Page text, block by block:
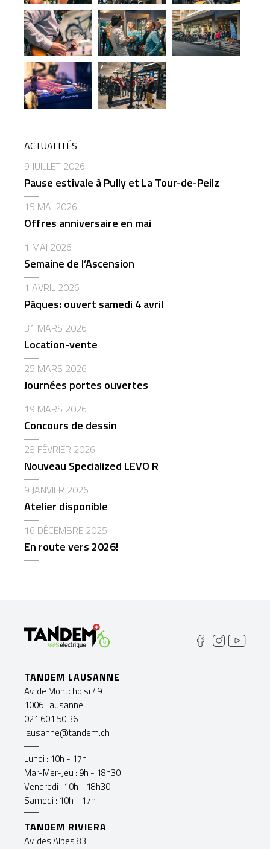
ACTUALITÉS
9 JUILLET 2026
Pause estivale à Pully et La Tour-de-Peilz
15 MAI 2026
Offres anniversaire en mai
1 MAI 2026
Semaine de l’Ascension
1 AVRIL 2026
Pâques: ouvert samedi 4 avril
31 MARS 2026
Location-vente
25 MARS 2026
Journées portes ouvertes
19 MARS 2026
Concours de dessin
28 FÉVRIER 2026
Nouveau Specialized LEVO R
9 JANVIER 2026
Atelier disponible
16 DÉCEMBRE 2025
En route vers 2026!
TANDEM LAUSANNE
Av. de Montchoisi 49
1006 Lausanne
021 601 50 36
lausanne@tandem.ch
Lundi : 10h - 17h
Mar-Mer-Jeu : 9h - 18h30
Vendredi : 10h - 18h30
Samedi : 10h - 17h
TANDEM RIVIERA
Av. des Alpes 83